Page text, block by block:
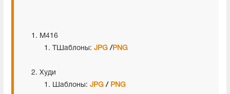
M416
TШаблоны: JPG/ PNG
Худи
Шаблоны: JPG/ PNG